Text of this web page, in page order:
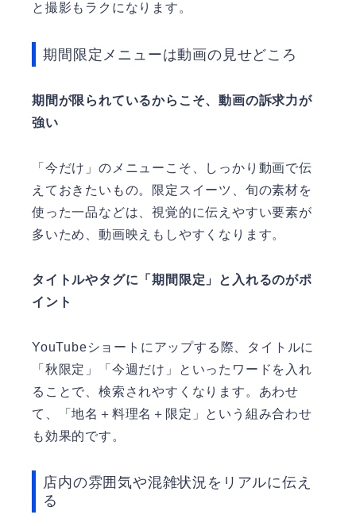
と撮影もラクになります。
期間限定メニューは動画の見せどころ
期間が限られているからこそ、動画の訴求力が
強い
「今だけ」のメニューこそ、しっかり動画で伝
えておきたいもの。限定スイーツ、旬の素材を
使った一品などは、視覚的に伝えやすい要素が
多いため、動画映えもしやすくなります。
タイトルやタグに「期間限定」と入れるのがポ
イント
YouTubeショートにアップする際、タイトルに
「秋限定」「今週だけ」といったワードを入れ
ることで、検索されやすくなります。あわせ
て、「地名＋料理名＋限定」という組み合わせ
も効果的です。
店内の雰囲気や混雑状況をリアルに伝え
る